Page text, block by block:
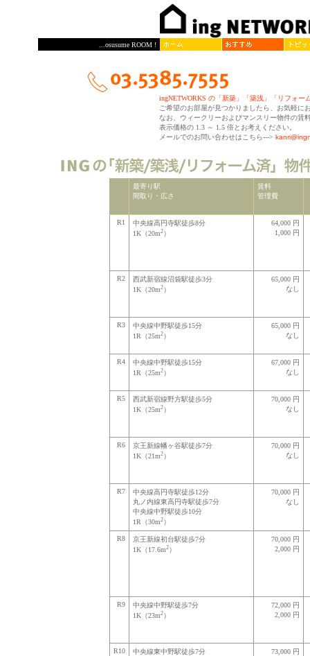
...osusume ROOM !
ingNETWORKS の「新築」「築浅」「リフォー
ご希望のお部屋が見つかりましたら、お気軽に
なお、ウィークリーおよびマンスリー物件の賃
表示価格の 1.3 ～ 1.5 倍とお考えください。
メールでのお問い合わせはこちら--->
最寄り駅
間取り・広さ
賃料
管理費
R1
中央線高円寺駅徒歩8分
1K（20m2）
64,000 円
1,000 円
R2
西武新宿線沼袋駅徒歩3分
1K（20m2）
65,000 円
なし
R3
中央線中野駅徒歩15分
1R（25m2）
65,000 円
なし
R4
中央線中野駅徒歩15分
1R（25m2）
67,000 円
なし
R5
西武新宿線野方駅徒歩5分
1K（25m2）
70,000 円
なし
R6
京王新線幡ヶ谷駅徒歩7分
1K（21m2）
70,000 円
なし
R7
中央線高円寺駅徒歩12分
丸ノ内線東高円寺駅徒歩7分
中央線中野駅徒歩10分
1R（30m2）
70,000 円
なし
R8
京王新線初台駅徒歩7分
1K（17.6m2）
70,000 円
2,000 円
R9
中央線中野駅徒歩7分
1K（23m2）
72,000 円
2,000 円
R10
中央線東中野駅徒歩7分
73,000 円